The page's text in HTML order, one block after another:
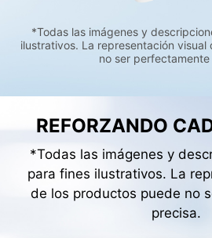
*Todas las imágenes y
ilustrativos. La representación
no ser
REFORZANDO
*Todas las imágenes y
para fines ilustrativos. La
de los productos puede no
precisa.